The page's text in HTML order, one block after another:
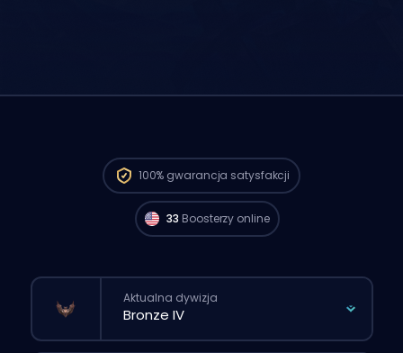
100% gwarancja satysfakcji
America są dostępni i mogą zacząć
realizować twoje zamówienie już teraz. 🔥
33 Boosterzy online
Aktualna dywizja